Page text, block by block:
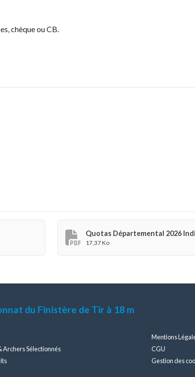
chèque ou CB.
Quotas Départemental 2026
17,37 Ko
du Finistère de Tir à 18 m
Archers Sélectionnés
Mentions
CGU
Gestion des